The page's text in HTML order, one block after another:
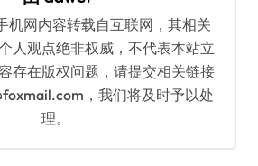
机网内容转载自互联网，其相关
人观点绝非权威，不代表本站立
存在版权问题，请提交相关链接
，我们将及时予以处
理。